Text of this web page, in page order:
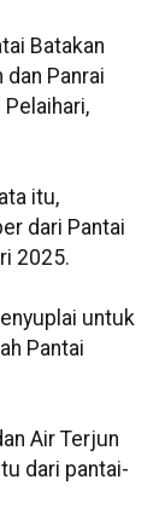
Batakan
dan Panrai
itu,
dari Pantai
2025.
untuk
Pantai
Air Terjun
dari pantai-